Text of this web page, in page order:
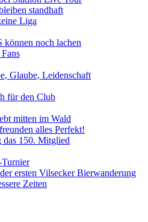
standhaft
Liga
noch lachen
Glaube, Leidenschaft
für den Club
mitten im Wald
alles Perfekt!
das 150. Mitglied
ersten Vilsecker Bierwanderung
Zeiten